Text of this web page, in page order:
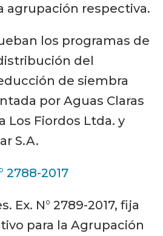
agrupación respectiva.
los programas de
del
de siembra
por Aguas Claras
Los Fiordos Ltda. y
S.A.
2788-2017
Ex. N° 2789-2017, fija
para la Agrupación